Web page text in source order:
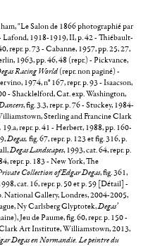
"Le Salon de 1866 photographié par
Lafond, 1918-1919, II, p. 42 - Thiébault-
repr. p. 73 - Cabanne, 1957, pp. 25, 27,
1963, pp. 46, 48 (repr.) - Pickvance,
Racing World(repr. non paginé) -
1974, n° 167, repr. p. 93 - Isaacson,
- Shacklelford, Cat. exp. Washington,
, fig. 3.3, repr. p. 76 - Stuckey, 1984-
Sterling and Francine Clark
19.a, repr. p. 41 - Herbert, 1988, pp. 160-
Degas, fig. 67, repr. p. 123 et fig. 316, p.
Degas Landscapes, 1993, cat. 64, repr. p.
repr. p. 183 - New York, The
Collection of Edgar Degas, fig. 361,
cat. 16, repr. p. 50 et p. 59 [Détail] -
National Gallery, Londres, 2004-2005,
Ny Carlsberg Glyptotek,Degas’
Jeu de Paume, fig. 60, repr. p. 150 -
Art Institute, Williamstown, 2013,
Degas en Normandie. Le peintre du